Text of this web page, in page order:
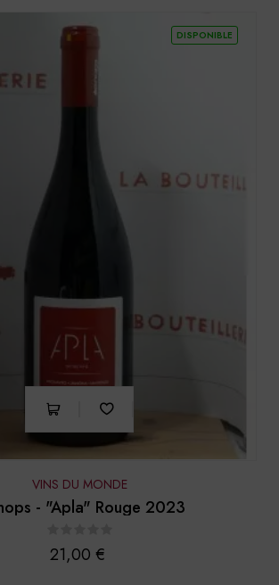
DISPONIBLE
VINS DU MONDE
- "Apla" Rouge 2023
Prix
21,00 €